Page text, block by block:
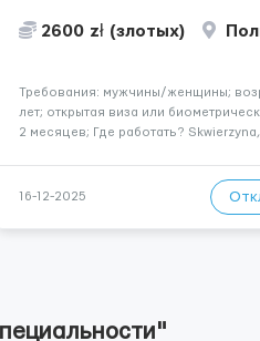
2600 zł (злотых)
Требования: мужчины/женщины;
лет; открытая виза или
2 месяцев; Где работать?
русскоговорящий координатор,
16-12-2025